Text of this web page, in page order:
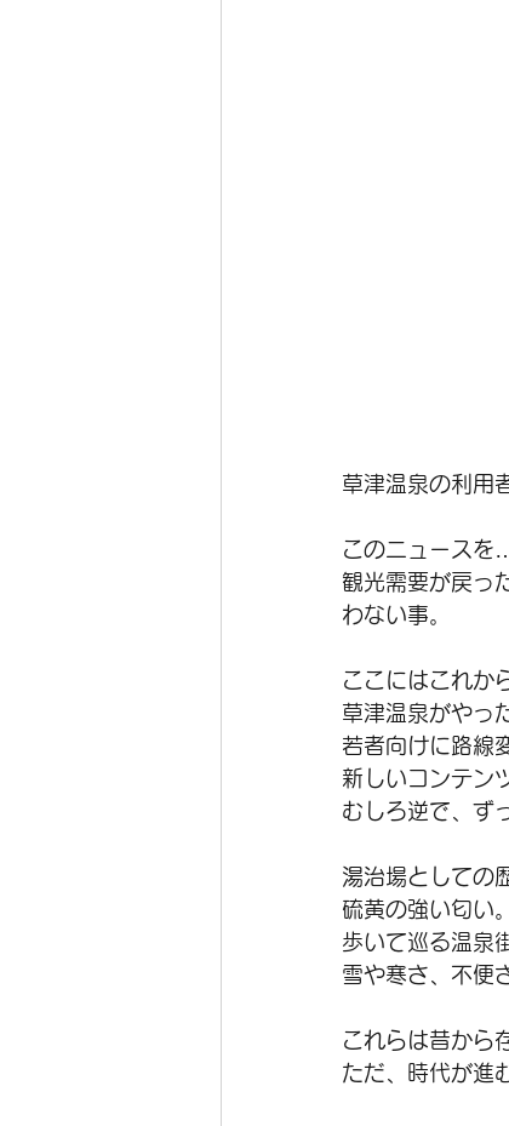
草津温泉の利用
このニュースを…
観光需要が戻っ
わない事。
ここにはこれか
草津温泉がやっ
若者向けに路線
新しいコンテン
むしろ逆で、ず
湯治場としての
硫黄の強い匂い。
歩いて巡る温泉
雪や寒さ、不便
これらは昔から
ただ、時代が進